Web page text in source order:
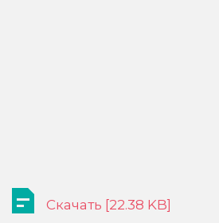
Скачать [22.38 KB]